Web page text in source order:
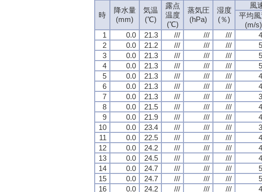
時
降水量
(mm)
気温
(℃)
露点
温度
(℃)
蒸気圧
(hPa)
湿度
(％)
風
平均
(m/s)
1
0.0 21.3 /// /// ///
2
0.0 21.2 /// /// ///
3
0.0 21.3 /// /// ///
4
0.0 21.3 /// /// ///
5
0.0 21.3 /// /// ///
6
0.0 21.3 /// /// ///
7
0.0 21.3 /// /// ///
8
0.0 21.5 /// /// ///
9
0.0 21.9 /// /// ///
10
0.0 23.4 /// /// ///
11
0.0 22.5 /// /// ///
12
0.0 24.2 /// /// ///
13
0.0 24.5 /// /// ///
14
0.0 24.7 /// /// ///
15
0.0 24.7 /// /// ///
16
0.0 24.2 /// /// ///
時
降水量
(mm)
気温
(℃)
露点
温度
(℃)
蒸気圧
(hPa)
湿度
(％)
風
平均
(m/s)
1
0.0 21.3 /// /// ///
2
0.0 21.2 /// /// ///
3
0.0 21.3 /// /// ///
4
0.0 21.3 /// /// ///
5
0.0 21.3 /// /// ///
6
0.0 21.3 /// /// ///
7
0.0 21.3 /// /// ///
8
0.0 21.5 /// /// ///
9
0.0 21.9 /// /// ///
10
0.0 23.4 /// /// ///
11
0.0 22.5 /// /// ///
12
0.0 24.2 /// /// ///
13
0.0 24.5 /// /// ///
14
0.0 24.7 /// /// ///
15
0.0 24.7 /// /// ///
16
0.0 24.2 /// /// ///
時
降水量
(mm)
気温
(℃)
露点
温度
(℃)
蒸気圧
(hPa)
湿度
(％)
風
平均
(m/s)
1
0.0 21.3 /// /// ///
2
0.0 21.2 /// /// ///
3
0.0 21.3 /// /// ///
4
0.0 21.3 /// /// ///
5
0.0 21.3 /// /// ///
6
0.0 21.3 /// /// ///
7
0.0 21.3 /// /// ///
8
0.0 21.5 /// /// ///
9
0.0 21.9 /// /// ///
10
0.0 23.4 /// /// ///
11
0.0 22.5 /// /// ///
12
0.0 24.2 /// /// ///
13
0.0 24.5 /// /// ///
14
0.0 24.7 /// /// ///
15
0.0 24.7 /// /// ///
16
0.0 24.2 /// /// ///
時
降水量
(mm)
気温
(℃)
露点
温度
(℃)
蒸気圧
(hPa)
湿度
(％)
風
平均
(m/s)
1
0.0 21.3 /// /// ///
2
0.0 21.2 /// /// ///
3
0.0 21.3 /// /// ///
4
0.0 21.3 /// /// ///
5
0.0 21.3 /// /// ///
6
0.0 21.3 /// /// ///
7
0.0 21.3 /// /// ///
8
0.0 21.5 /// /// ///
9
0.0 21.9 /// /// ///
10
0.0 23.4 /// /// ///
11
0.0 22.5 /// /// ///
12
0.0 24.2 /// /// ///
13
0.0 24.5 /// /// ///
14
0.0 24.7 /// /// ///
15
0.0 24.7 /// /// ///
16
0.0 24.2 /// /// ///